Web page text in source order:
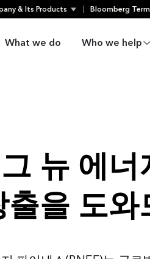
& Its Products Bloomberg
What we do Who we help
뉴 에
출을 도